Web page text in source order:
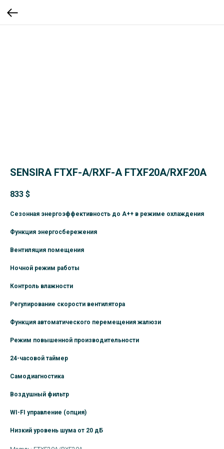
SENSIRA FTXF-A/RXF-A FTXF20A/RXF20A
833 $
Сезонная энергоэффективность до А++ в режиме охлаждения
Функция энергосбережения
Вентиляция помещения
Ночной режим работы
Контроль влажности
Регулирование скорости вентилятора
Функция автоматического перемещения жалюзи
Режим повышенной производительности
24-часовой таймер
Самодиагностика
Воздушный фильтр
WI-FI управление (опция)
Низкий уровень шума от 20 дБ